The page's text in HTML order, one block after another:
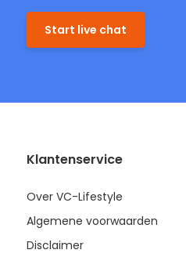
Start live chat
Klantenservice
Over VC-Lifestyle
Algemene voorwaarden
Disclaimer